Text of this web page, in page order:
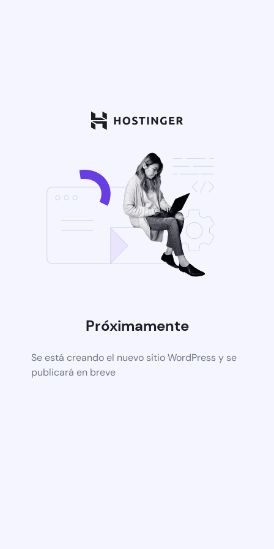
Próximamente
Se está creando el nuevo sitio WordPress y se
publicará en breve